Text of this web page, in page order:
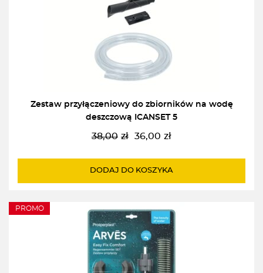
Zestaw przyłączeniowy do zbiorników na wodę
deszczową ICANSET 5
38,00 zł
Pierwotna
wynosiła:
36,00 zł
Aktualna
wynosi:
DODAJ DO KOSZYKA
PROMO